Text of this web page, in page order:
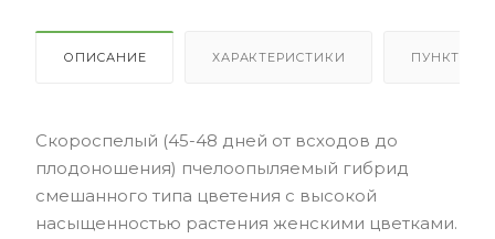
ОПИСАНИЕ ХАРАКТЕРИСТИКИ ПУНКТЫ
Скороспелый (45-48 дней от всходов до
плодоношения) пчелоопыляемый гибрид
смешанного типа цветения с высокой
насыщенностью растения женскими цветками.